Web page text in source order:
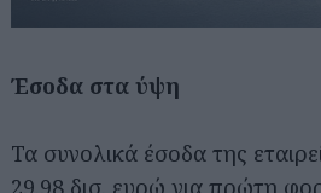
Έσοδα στα ύψη
Τα συνολικά έσοδα της